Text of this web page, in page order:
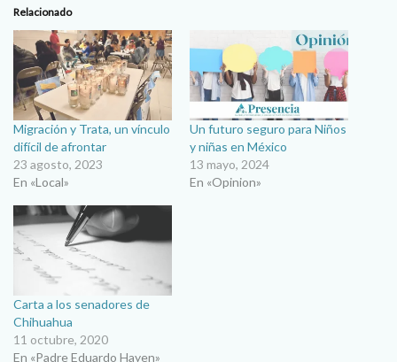
Relacionado
Migración y Trata, un vínculo
difícil de afrontar
23 agosto, 2023
En «Local»
Un futuro seguro para Niños
y niñas en México
13 mayo, 2024
En «Opinion»
Carta a los senadores de
Chihuahua
11 octubre, 2020
En «Padre Eduardo Hayen»